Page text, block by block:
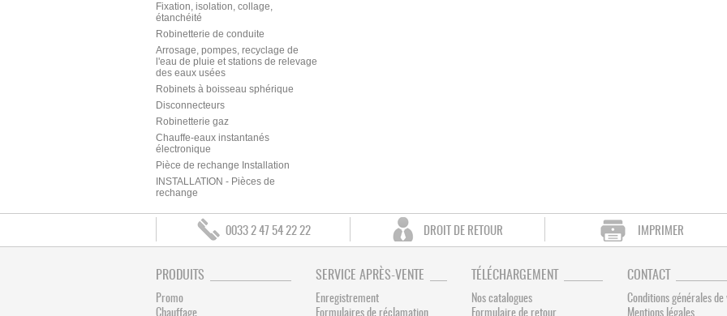
Fixation, isolation, collage,
étanchéité
Robinetterie de conduite
Arrosage, pompes, recyclage de
l'eau de pluie et stations de relevage
des eaux usées
Robinets à boisseau sphérique
Disconnecteurs
Robinetterie gaz
Chauffe-eaux instantanés
électronique
Pièce de rechange Installation
INSTALLATION - Pièces de
rechange
0033 2 47 54 22 22 DROIT DE RETOUR IMPRIMER
PRODUITS
Promo
Chauffage
SERVICE APRÈS-VENTE
Enregistrement
Formulaires de réclamation
TÉLÉCHARGEMENT
Nos catalogues
Formulaire de retour
CONTACT
Conditions générales de
Mentions légales